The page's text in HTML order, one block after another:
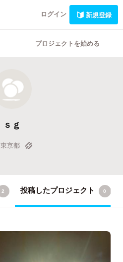
ログイン 新規登録
プロジェクトを始める
ｓｇ
東京都
2 投稿したプロジェクト 0